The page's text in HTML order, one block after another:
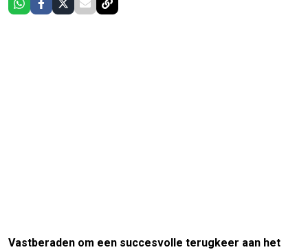
Vastberaden om een succesvolle terugkeer aan het